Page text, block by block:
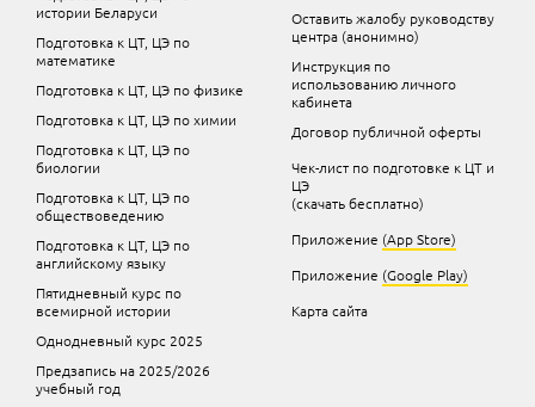
истории Беларуси
Подготовка к ЦТ, ЦЭ по
математике
Подготовка к ЦТ, ЦЭ по физике
Подготовка к ЦТ, ЦЭ по химии
Подготовка к ЦТ, ЦЭ по
биологии
Подготовка к ЦТ, ЦЭ по
обществоведению
Подготовка к ЦТ, ЦЭ по
английскому языку
Пятидневный курс по
всемирной истории
Однодневный курс 2025
Предзапись на 2025/2026
учебный год
Оставить жалобу руководству
центра (анонимно)
Инструкция по
использованию личного
кабинета
Договор публичной оферты
Чек-лист по подготовке к ЦТ и
ЦЭ
(скачать бесплатно)
Приложение (App Store)
Приложение (Google Play)
Карта сайта